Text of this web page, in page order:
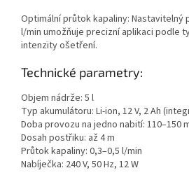
Optimální průtok kapaliny: Nastavitelný
l/min umožňuje precizní aplikaci podle
intenzity ošetření.
Technické parametry:
Objem nádrže: 5 l
Typ akumulátoru: Li-ion, 12 V, 2 Ah
Doba provozu na jedno nabití: 110–150
Dosah postřiku: až 4 m
Průtok kapaliny: 0,3–0,5 l/min
Nabíječka: 240 V, 50 Hz, 12 W